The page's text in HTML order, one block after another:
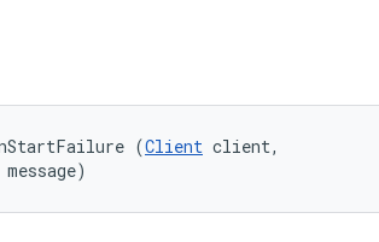
(Client client,
message)